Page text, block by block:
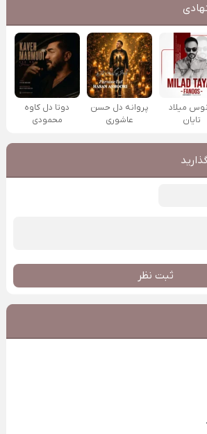
میلاد
تایان
پروانه دل حسن
عاشوری
دوتا دل کاوه
محمودی
ثبت نظر